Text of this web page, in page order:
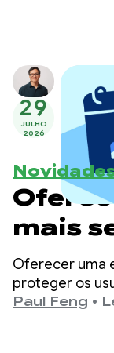
29
JULHO
2026
mais
Oferecer uma
proteger os
principais
Paul Feng •